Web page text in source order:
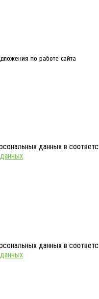
по работе сайта
данных в
данных в